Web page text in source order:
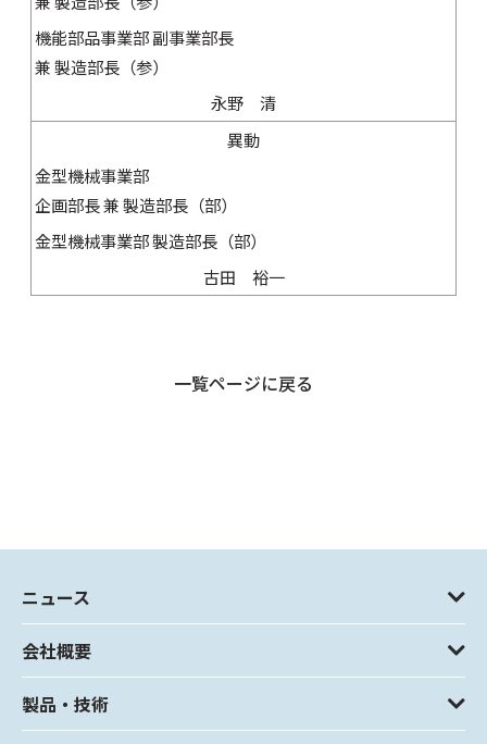
機能部品事業部 副事業部長
兼 製造部長（参）
永野 清
異動
金型機械事業部
企画部長 兼 製造部長（部）
金型機械事業部 製造部長（部）
古田 裕一
一覧ページに戻る
ニュース
会社概要
製品・技術